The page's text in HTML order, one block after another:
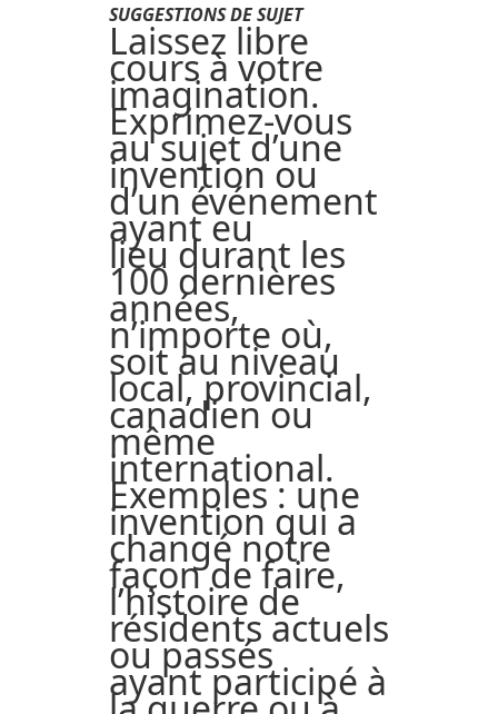
SUGGESTIONS DE SUJET
Laissez libre
cours à votre
imagination.
Exprimez-vous
au sujet d’une
invention ou
d’un événement
ayant eu
lieu durant les
100 dernières
années,
n’importe où,
soit au niveau
local, provincial,
canadien ou
même
international.
Exemples : une
invention qui a
changé notre
façon de faire,
l’histoire de
résidents actuels
ou passés
ayant participé à